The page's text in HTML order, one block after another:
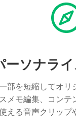
ーソナラ
部を短縮してオリ
メモ編集、コンテ
える音声クリップ